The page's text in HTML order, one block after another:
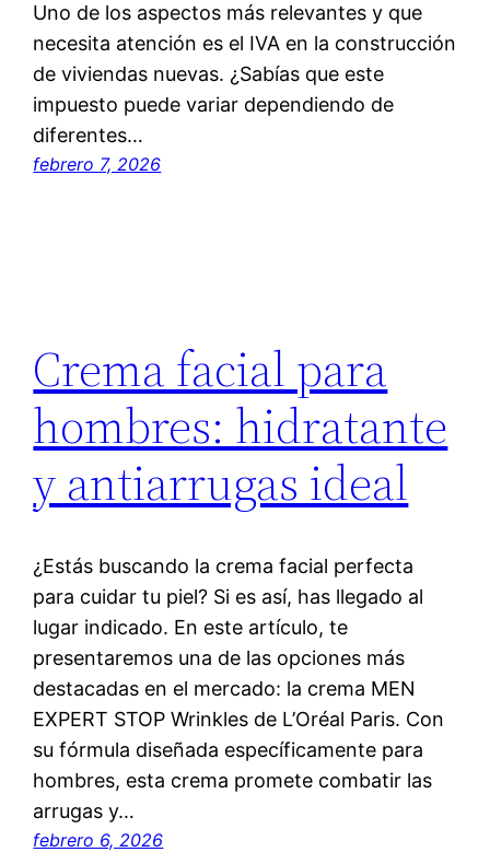
Uno de los aspectos más relevantes y que
necesita atención es el IVA en la construcción
de viviendas nuevas. ¿Sabías que este
impuesto puede variar dependiendo de
diferentes…
febrero 7, 2026
Crema facial para
hombres: hidratante
y antiarrugas ideal
¿Estás buscando la crema facial perfecta
para cuidar tu piel? Si es así, has llegado al
lugar indicado. En este artículo, te
presentaremos una de las opciones más
destacadas en el mercado: la crema MEN
EXPERT STOP Wrinkles de L’Oréal Paris. Con
su fórmula diseñada específicamente para
hombres, esta crema promete combatir las
arrugas y…
febrero 6, 2026